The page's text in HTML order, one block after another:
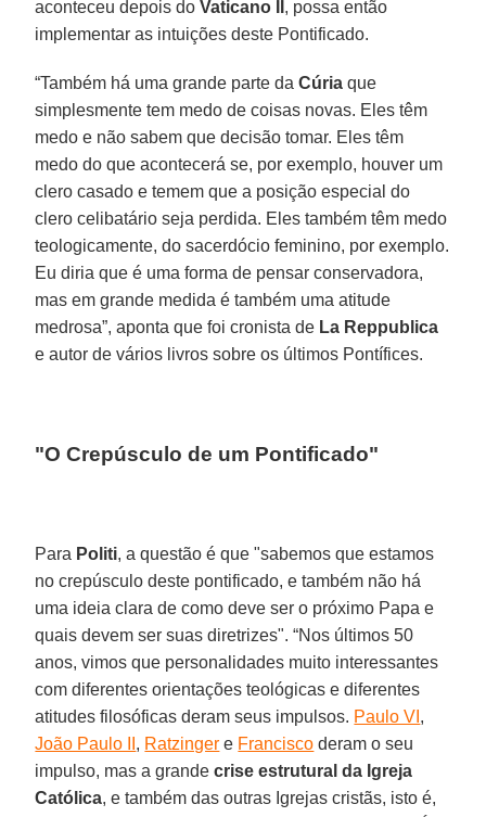
aconteceu depois doVaticano II , possa então
implementar as intuições deste Pontificado.
“Também há uma grande parte daCúria que
simplesmente tem medo de coisas novas. Eles têm
medo e não sabem que decisão tomar. Eles têm
medo do que acontecerá se, por exemplo, houver um
clero casado e temem que a posição especial do
clero celibatário seja perdida. Eles também têm medo
teologicamente, do sacerdócio feminino, por exemplo.
Eu diria que é uma forma de pensar conservadora,
mas em grande medida é também uma atitude
medrosa”, aponta que foi cronista de La Reppublica
e autor de vários livros sobre os últimos Pontífices.
"O Crepúsculo de um Pontificado"
Para Politi, a questão é que "sabemos que estamos
no crepúsculo deste pontificado, e também não há
uma ideia clara de como deve ser o próximo Papa e
quais devem ser suas diretrizes". “Nos últimos 50
anos, vimos que personalidades muito interessantes
com diferentes orientações teológicas e diferentes
atitudes filosóficas deram seus impulsos. Paulo VI ,
João Paulo II , Ratzinger e Francisco deram o seu
impulso, mas a grandecrise estrutural da Igreja
Católica, e também das outras Igrejas cristãs, isto é,